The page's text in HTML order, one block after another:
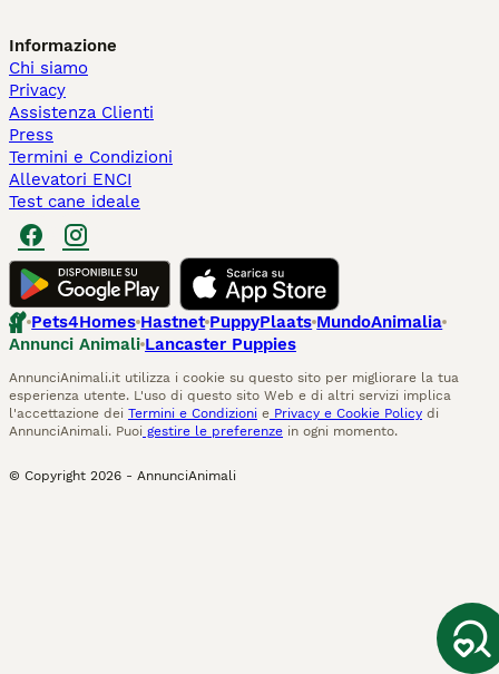
Informazione
Chi siamo
Privacy
Assistenza Clienti
Press
Termini e Condizioni
Allevatori ENCI
Test cane ideale
Pets4Homes Hastnet PuppyPlaats MundoAnimalia
Annunci Animali Lancaster Puppies
AnnunciAnimali.it utilizza i cookie su questo sito per migliorare la tua
esperienza utente. L'uso di questo sito Web e di altri servizi implica
l'accettazione dei Termini e Condizioni e Privacy e Cookie Policy di
AnnunciAnimali. Puoi gestire le preferenze in ogni momento.
© Copyright 2026 - AnnunciAnimali